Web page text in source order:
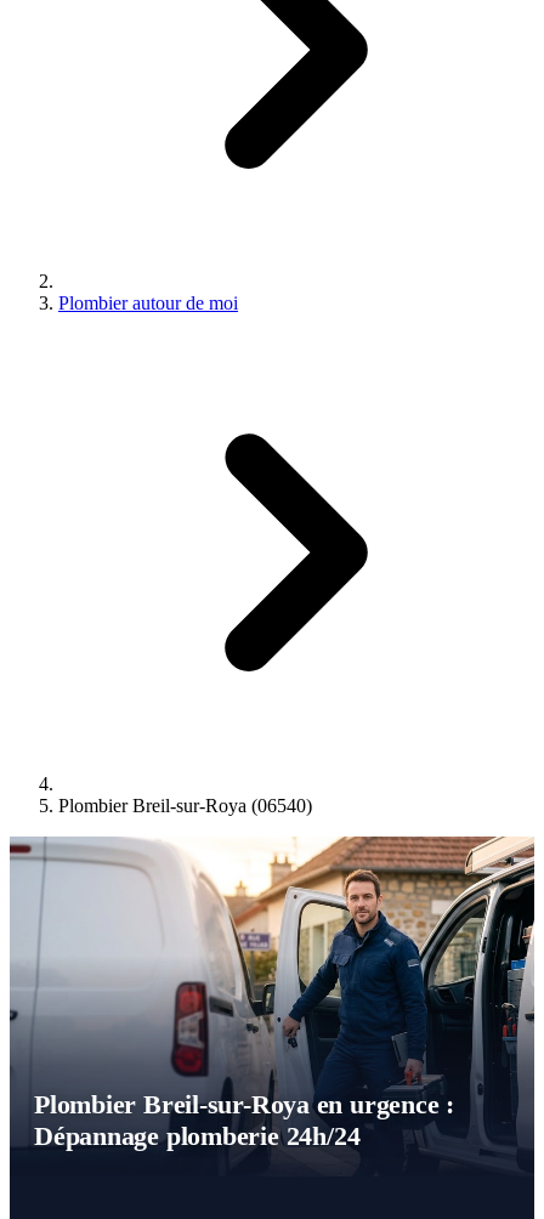
Plombier autour de moi
Plombier Breil-sur-Roya (06540)
Plombier Breil-sur-Roya en urgence :
Dépannage plomberie 24h/24